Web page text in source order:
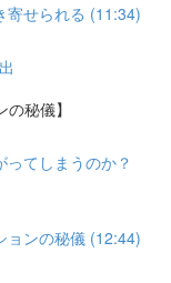
せられる (11:34)
秘儀】
てしまうのか？
ンの秘儀 (12:44)